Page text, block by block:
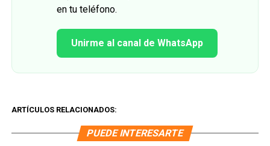
en tu teléfono.
Unirme al canal de WhatsApp
ARTÍCULOS RELACIONADOS:
PUEDE INTERESARTE